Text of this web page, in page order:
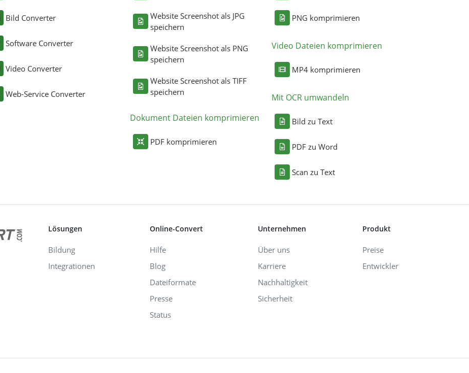
Bild Converter
Software Converter
Video Converter
Web-Service Converter
Website Screenshot als JPG
speichern
Website Screenshot als PNG
speichern
Website Screenshot als TIFF
speichern
Dokument Dateien komprimieren
PDF komprimieren
PNG komprimieren
Video Dateien komprimieren
MP4 komprimieren
Mit OCR umwandeln
Bild zu Text
PDF zu Word
Scan zu Text
Lösungen
Bildung
Integrationen
Online-Convert
Hilfe
Blog
Dateiformate
Presse
Status
Unternehmen
Über uns
Karriere
Nachhaltigkeit
Sicherheit
Produkt
Preise
Entwickler